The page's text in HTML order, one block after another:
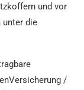
und vor
unter die
/